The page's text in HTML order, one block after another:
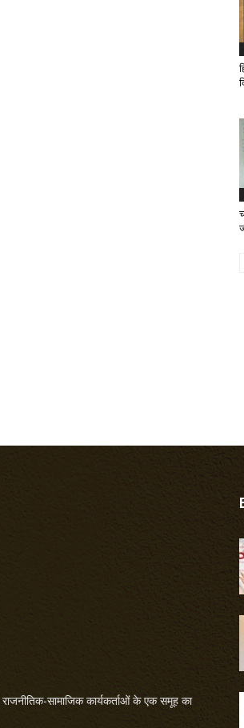
सामाजिक कार्यकर्ताओं के एक समूह का